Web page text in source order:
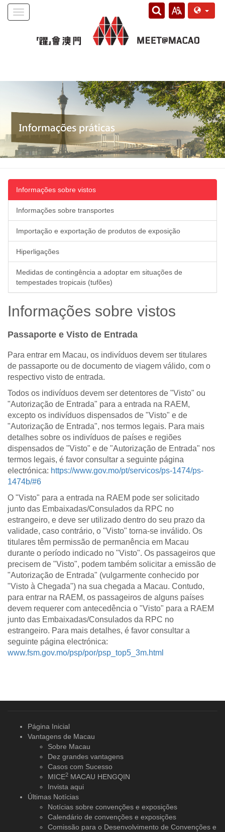
Toggle
Informações sobre vistos
Informações sobre transportes
Importação e exportação de produtos de exposição
Hiperligações
Medidas de contingência a adoptar em situações de
tempestades tropicais (tufões)
Informações sobre vistos
Passaporte e Visto de Entrada
Para entrar em Macau, os indivíduos devem ser titulares
de passaporte ou de documento de viagem válido, com o
respectivo visto de entrada.
Todos os indivíduos devem ser detentores de "Visto" ou
"Autorização de Entrada" para a entrada na RAEM,
excepto os indivíduos dispensados de "Visto" e de
"Autorização de Entrada", nos termos legais. Para mais
detalhes sobre os indivíduos de países e regiões
dispensados de "Visto" e de "Autorização de Entrada" nos
termos legais, é favor consultar a seguinte página
electrónica: https://www.gov.mo/pt/servicos/ps-1474/ps-
1474b/#6
O "Visto" para a entrada na RAEM pode ser solicitado
junto das Embaixadas/Consulados da RPC no
estrangeiro, e deve ser utilizado dentro do seu prazo da
validade, caso contrário, o "Visto" torna-se inválido. Os
titulares têm permissão de permanência em Macau
durante o período indicado no "Visto". Os passageiros que
precisem de "Visto", podem também solicitar a emissão de
"Autorização de Entrada" (vulgarmente conhecido por
"Visto à Chegada") na sua chegada a Macau. Contudo,
para entrar na RAEM, os passageiros de alguns países
devem requerer com antecedência o "Visto" para a RAEM
junto das Embaixadas/Consulados da RPC no
estrangeiro. Para mais detalhes, é favor consultar a
seguinte página electrónica:
www.fsm.gov.mo/psp/por/psp_top5_3m.html
Página Inicial
Vantagens de Macau
Sobre Macau
Dez grandes vantagens
Casos com Sucesso
MICE2 MACAU HENGQIN
Invista aqui
Últimas Notícias
Notícias sobre convenções e exposições
Calendário de convenções e exposições
Comissão para o Desenvolvimento de Convenções e